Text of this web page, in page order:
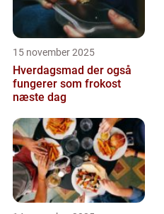
15 november 2025
Hverdagsmad der også
fungerer som frokost
næste dag